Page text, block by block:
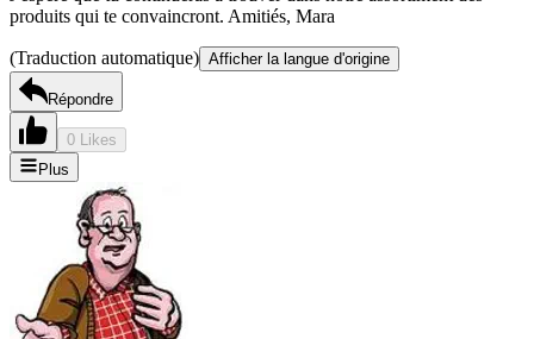
produits qui te convaincront. Amitiés, Mara
(Traduction automatique) Afficher la langue d'origine
Répondre
0 Likes
Plus